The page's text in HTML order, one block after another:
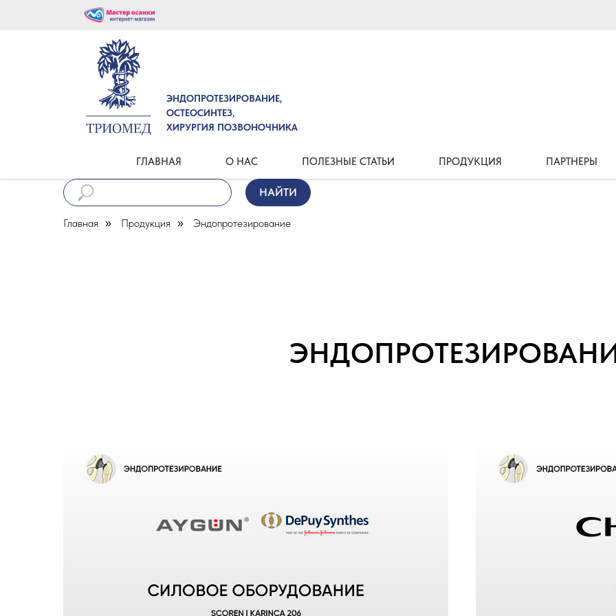
ЭНДОПРОТЕЗИРОВАНИЕ,
ОСТЕОСИНТЕЗ,
ХИРУРГИЯ ПОЗВОНОЧНИКА
ГЛАВНАЯ О НАС ПОЛЕЗНЫЕ СТАТЬИ ПРОДУКЦИЯ ПАРТНЕРЫ
НАЙТИ
Главная » Продукция » Эндопротезирование